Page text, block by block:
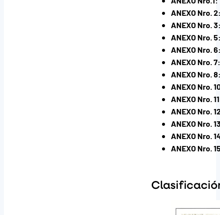
ANEXO Nro.
ANEXO Nro.
ANEXO Nro.
ANEXO Nro.
ANEXO Nro.
ANEXO Nro.
ANEXO Nro.
ANEXO Nro.
ANEXO Nro.
ANEXO Nro.
ANEXO Nro.
ANEXO Nro.